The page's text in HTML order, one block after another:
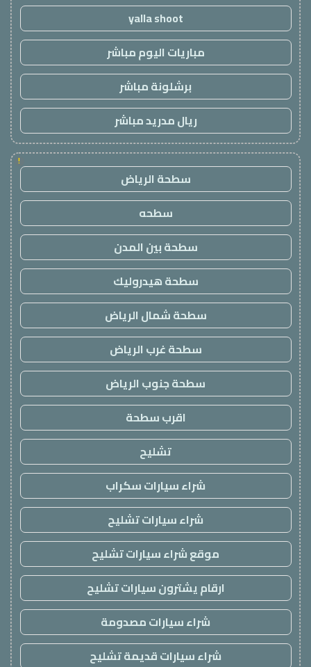
yalla shoot
مباريات اليوم مباشر
برشلونة مباشر
ريال مدريد مباشر
!
سطحة الرياض
سطحه
سطحة بين المدن
سطحة هيدروليك
سطحة شمال الرياض
سطحة غرب الرياض
سطحة جنوب الرياض
اقرب سطحة
تشليح
شراء سيارات سكراب
شراء سيارات تشليح
موقع شراء سيارات تشليح
ارقام يشترون سيارات تشليح
شراء سيارات مصدومة
شراء سيارات قديمة تشليح